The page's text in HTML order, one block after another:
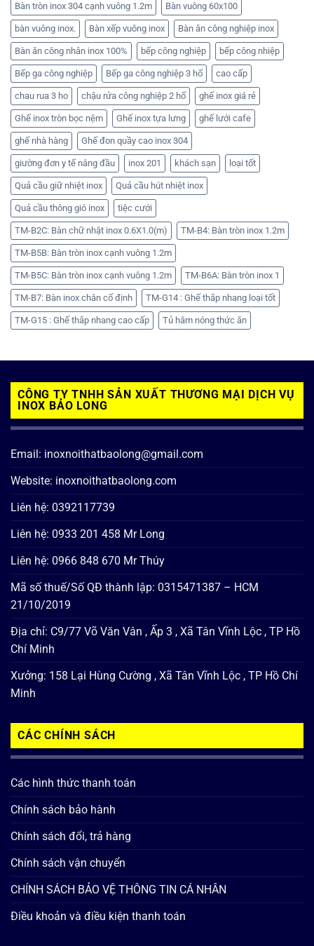
Bàn tròn inox 304 cạnh vuông 1.2m Bàn vuông 60x100
bàn vuông inox. Bàn xếp vuông inox Bàn ăn công nghiệp inox
Bàn ăn công nhân inox 100% bếp công nghiệp bếp công nhiệp
Bếp ga công nghiệp Bếp ga công nghiệp 3 hố cao cấp
chau rua 3 ho chậu rửa công nghiệp 2 hố ghế inox giá rẻ
Ghế inox tròn bọc nệm Ghế inox tựa lưng ghế lưới cafe
ghế nhà hàng Ghế đon quầy cao inox 304
giường đơn y tế nâng đầu inox 201 khách sạn loại tốt
Quả cầu giữ nhiệt inox Quả cầu hút nhiệt inox
Quả cầu thông gió inox tiệc cưới
TM-B2C: Bàn chữ nhật inox 0.6X1.0(m) TM-B4: Bàn tròn inox 1.2m
TM-B5B: Bàn tròn inox cạnh vuông 1.2m
TM-B5C: Bàn tròn inox cạnh vuông 1.2m TM-B6A: Bàn tròn inox 1
TM-B7: Bàn inox chân cố định TM-G14 : Ghế thắp nhang loại tốt
TM-G15 : Ghế thắp nhang cao cấp Tủ hâm nóng thức ăn
CÔNG TY TNHH SẢN XUẤT THƯƠNG MẠI DỊCH VỤ
INOX BẢO LONG
Email: inoxnoithatbaolong@gmail.com
Website: inoxnoithatbaolong.com
Liên hệ: 0392117739
Liên hệ: 0933 201 458 Mr Long
Liên hệ: 0966 848 670 Mr Thúy
Mã số thuế/Số QĐ thành lập: 0315471387 – HCM
21/10/2019
Địa chỉ: C9/77 Võ Văn Vân , Ấp 3 , Xã Tân Vĩnh Lộc , TP Hồ
Chí Minh
Xưởng: 158 Lại Hùng Cường , Xã Tân Vĩnh Lộc , TP Hồ Chí
Minh
CÁC CHÍNH SÁCH
Các hình thức thanh toán
Chính sách bảo hành
Chính sách đổi, trả hàng
Chính sách vận chuyển
CHÍNH SÁCH BẢO VỆ THÔNG TIN CÁ NHÂN
Điều khoản và điều kiện thanh toán